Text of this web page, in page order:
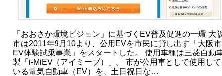
「おおさか環境ビジョン」に基づくEV普及促進の一環 大
市は2011年9月10より、公用EVを市民に貸し出す「大阪市
EV体験試乗事業」をスタートした。 使用車種は三菱自動
製「i-MiEV（アイミーブ）」。 市が公用車として使用して
いる電気自動車（EV）を、土日祝日な…